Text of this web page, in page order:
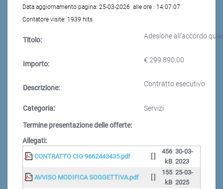
Data aggiornamento pagina: 25-03-2026 alle ore : 14:07:07
Contatore visite: 1939 hits
Titolo: Adesione all’accordo
Importo: € 299.890,00
Descrizione: Contratto esecutivo
Categoria: Servizi
Termine presentazione delle offerte:
Allegati:
CONTRATTO CIG 9662443435.pdf
456
kB
30-03-
2023
AVVISO MODIFICA SOGGETTIVA.pdf
155
kB
25-03-
2025